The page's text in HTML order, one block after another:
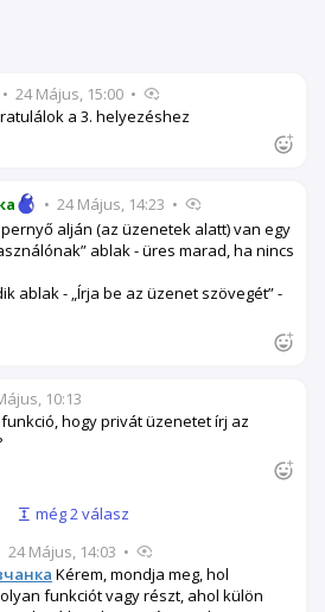
• 24 Május, 15:00 •
a 3. helyezéshez
• 24 Május, 14:23 •
alján (az üzenetek alatt) van egy
ablak - üres marad, ha nincs
ablak - „Írja be az üzenet szövegét” -
10:13
hogy privát üzenetet írj az
még 2 válasz
24 Május, 14:03 •
Kérem, mondja meg, hol
funkciót vagy részt, ahol külön